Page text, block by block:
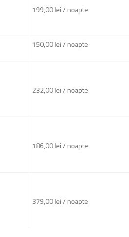
199,00 lei / noapte
150,00 lei / noapte
232,00 lei / noapte
186,00 lei / noapte
379,00 lei / noapte